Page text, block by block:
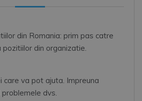
din Romania: prim pas catre
din organizatie.
care va pot ajuta. Impreuna
dvs.